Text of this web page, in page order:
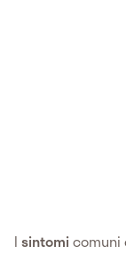
I sintomicomuni